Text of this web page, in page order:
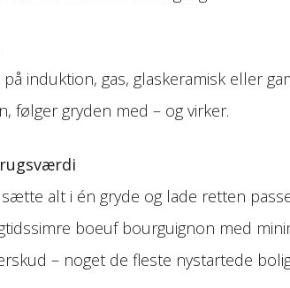
induktion, gas, glaskeramisk eller
følger gryden med – og virker.
alt i én gryde og lade retten
boeuf bourguignon med
– noget de fleste nystartede